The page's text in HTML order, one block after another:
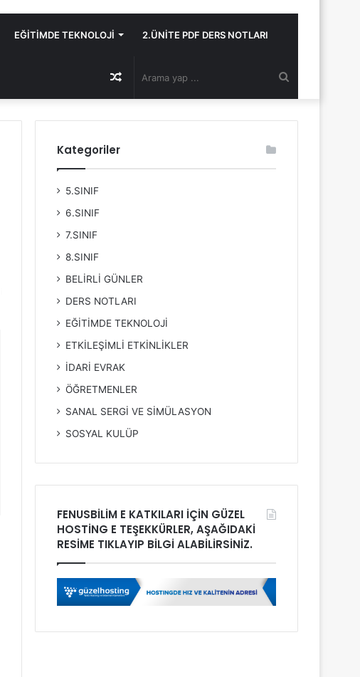
EĞİTİMDE TEKNOLOJİ 2.ÜNİTE PDF DERS NOTLARI
yap
Rastgele
Makale
Kategoriler
5.SINIF
6.SINIF
7.SINIF
8.SINIF
BELİRLİ GÜNLER
DERS NOTLARI
EĞİTİMDE TEKNOLOJİ
ETKİLEŞİMLİ ETKİNLİKLER
İDARİ EVRAK
ÖĞRETMENLER
SANAL SERGİ VE SİMÜLASYON
SOSYAL KULÜP
FENUSBİLİM E KATKILARI İÇİN GÜZEL
HOSTİNG E TEŞEKKÜRLER, AŞAĞIDAKİ
RESİME TIKLAYIP BİLGİ ALABİLİRSİNİZ.